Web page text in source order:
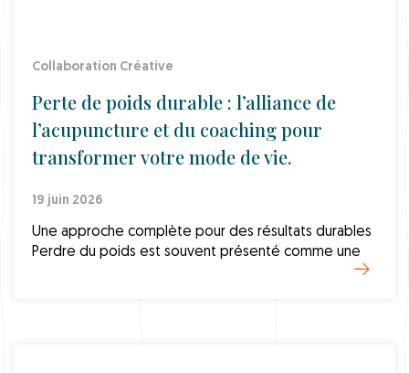
Collaboration Créative
Perte de poids durable : l’alliance de
l’acupuncture et du coaching pour
transformer votre mode de vie.
19 juin 2026
Une approche complète pour des résultats durables
Perdre du poids est souvent présenté comme une